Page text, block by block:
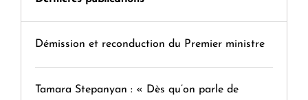
Démission et reconduction du Premier ministre
Tamara Stepanyan : « Dès qu’on parle de